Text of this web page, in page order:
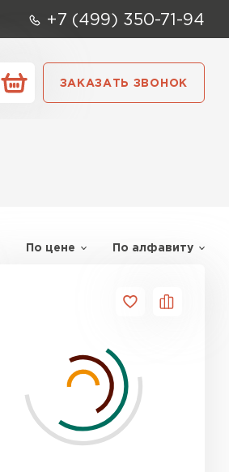
+7 (499) 350-71-94
ЗАКАЗАТЬ ЗВОНОК
По цене По алфавиту